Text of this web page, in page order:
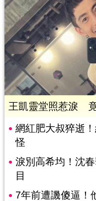
王凱靈堂照惹淚
網紅肥大叔猝逝
怪
淚別高希均！沈
目
7年前遭譏傻逼！